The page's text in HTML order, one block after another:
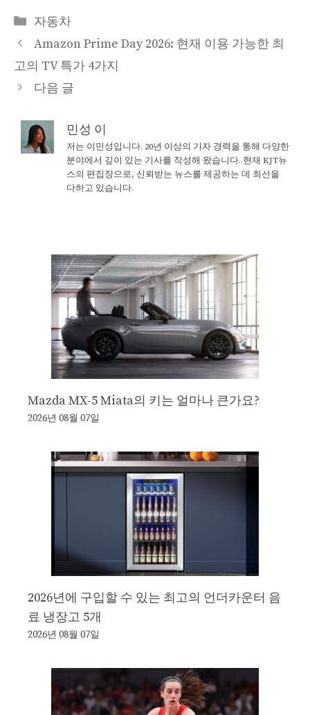
Categories
자동차
Amazon Prime Day 2026: 현재 이용 가능한 최
고의 TV 특가 4가지
다음 글
민성 이
저는 이민성입니다. 20년 이상의 기자 경력을 통해 다양한
분야에서 깊이 있는 기사를 작성해 왔습니다. 현재 KJT뉴
스의 편집장으로, 신뢰받는 뉴스를 제공하는 데 최선을
다하고 있습니다.
Mazda MX-5 Miata의 키는 얼마나 큰가요?
2026년 08월 07일
2026년에 구입할 수 있는 최고의 언더카운터 음
료 냉장고 5개
2026년 08월 07일